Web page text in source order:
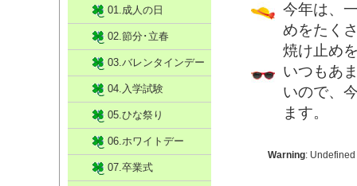
今年は、
めをたく
焼け止め
いつもあ
いので、
ます。
Warning:
01.成人の日
02.節分･立春
03.バレンタインデー
04.入学試験
05.ひな祭り
06.ホワイトデー
07.卒業式